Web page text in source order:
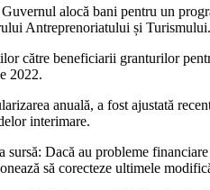
alocă bani pentru un
Antreprenoriatului și Turismului.
către beneficiarii granturilor
2022.
anuală, a fost ajustată
interimare.
Dacă au probleme
să corecteze ultimele